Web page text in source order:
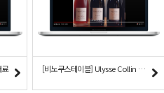
[비노쿠스테이블] Ulysse Collin 샴페인